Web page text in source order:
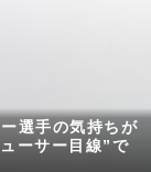
選手の気持ちが
ーサー目線”で